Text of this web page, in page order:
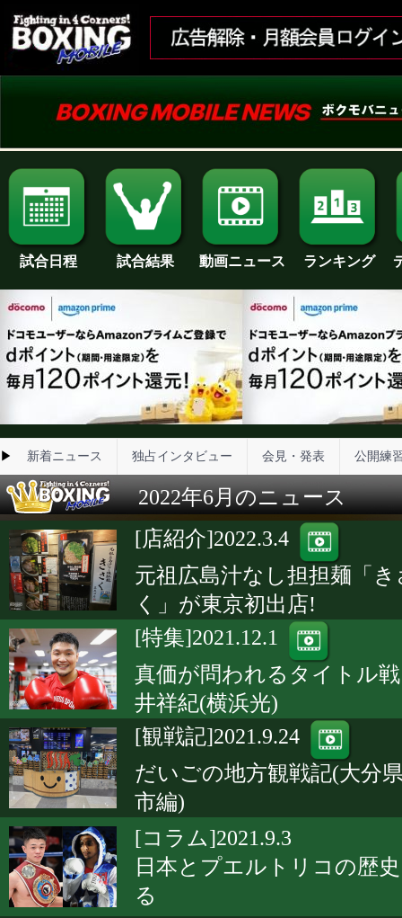
試合日程 試合結果 動画ニュース ランキング
▶ 新着ニュース 独占インタビュー 会見・発表 公開練
2022年6月のニュース
[店紹介]2022.3.4
元祖広島汁なし担担麺「き
く」が東京初出店!
[特集]2021.12.1
真価が問われるタイトル
井祥紀(横浜光)
[観戦記]2021.9.24
だいごの地方観戦記(大分
市編)
[コラム]2021.9.3
日本とプエルトリコの歴
る